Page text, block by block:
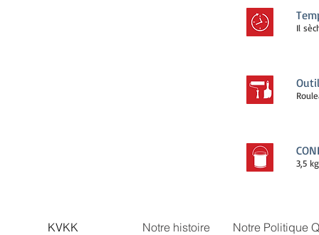
Il
3,5
Notre histoire Notre Politique
KVKK